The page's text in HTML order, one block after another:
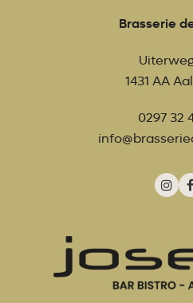
Brasserie
1431 AA
0297 32